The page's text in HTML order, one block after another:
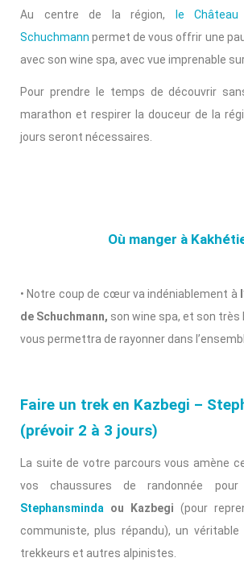
Au centre de la région,
le
Schuchmann permet de vous offrir une
avec son wine spa, avec vue imprenable
Pour prendre le temps de découvrir
marathon et respirer la douceur de la
jours seront nécessaires.
Où manger à
• Notre coup de cœur va indéniablement à
de Schuchmann, son wine spa, et son très
vous permettra de rayonner dans
Faire un trek en Kazbegi –
(prévoir 2 à 3 jours)
La suite de votre parcours vous amène
vos chaussures de randonnée pour
Stephansminda ou Kazbegi (pour
communiste, plus répandu), un
trekkeurs et autres alpinistes.